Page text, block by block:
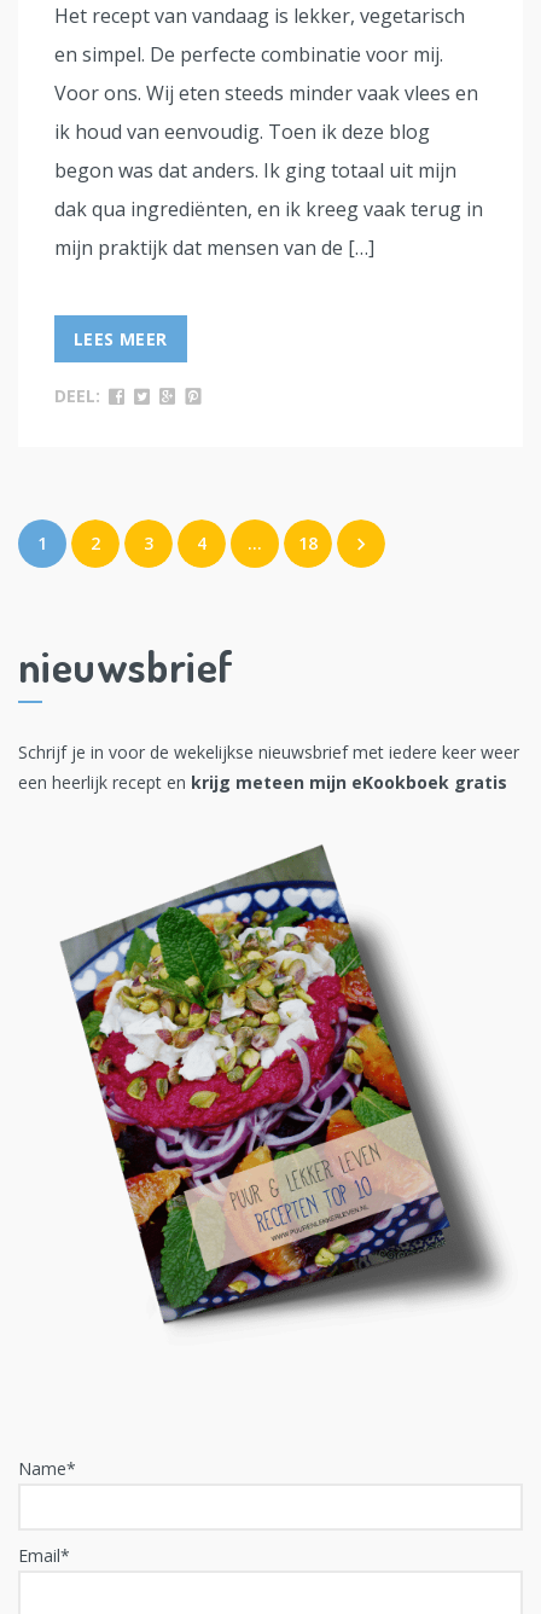
Het recept van vandaag is lekker, vegetarisch
en simpel. De perfecte combinatie voor mij.
Voor ons. Wij eten steeds minder vaak vlees en
ik houd van eenvoudig. Toen ik deze blog
begon was dat anders. Ik ging totaal uit mijn
dak qua ingrediënten, en ik kreeg vaak terug in
mijn praktijk dat mensen van de […]
LEES MEER
DEEL:
1 2 3 4 … 18
nieuwsbrief
Schrijf je in voor de wekelijkse nieuwsbrief met iedere keer weer
een heerlijk recept en krijg meteen mijn eKookboek gratis
Name*
Email*